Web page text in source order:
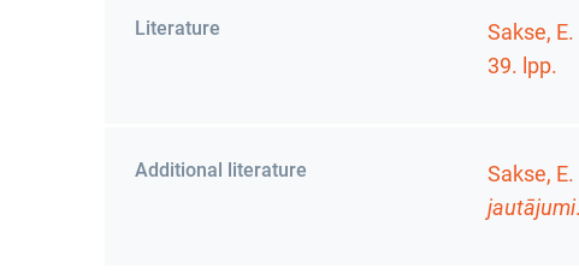
Literature Sakse,
39. lpp.
Additional literature Sakse,
jautājumi.